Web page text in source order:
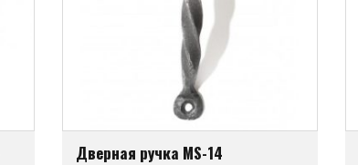
Дверная ручка MS-14